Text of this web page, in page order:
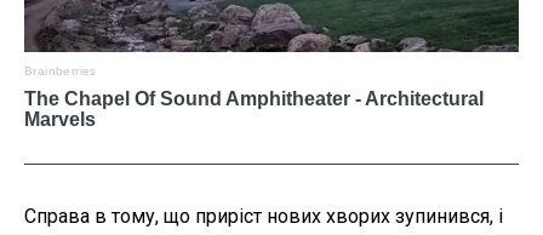
Справа в тому, що приріст нових хворих зупинився, і